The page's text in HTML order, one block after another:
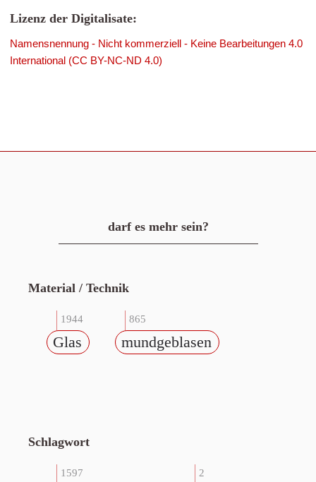
Lizenz der Digitalisate:
Namensnennung - Nicht kommerziell - Keine Bearbeitungen 4.0
International (CC BY-NC-ND 4.0)
darf es mehr sein?
Material / Technik
1944
Glas
865
mundgeblasen
Schlagwort
1597 2